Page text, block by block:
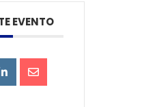
EVENTO